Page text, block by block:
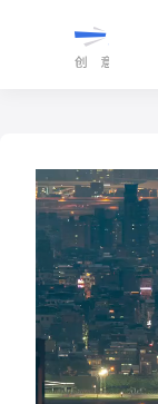
一
起